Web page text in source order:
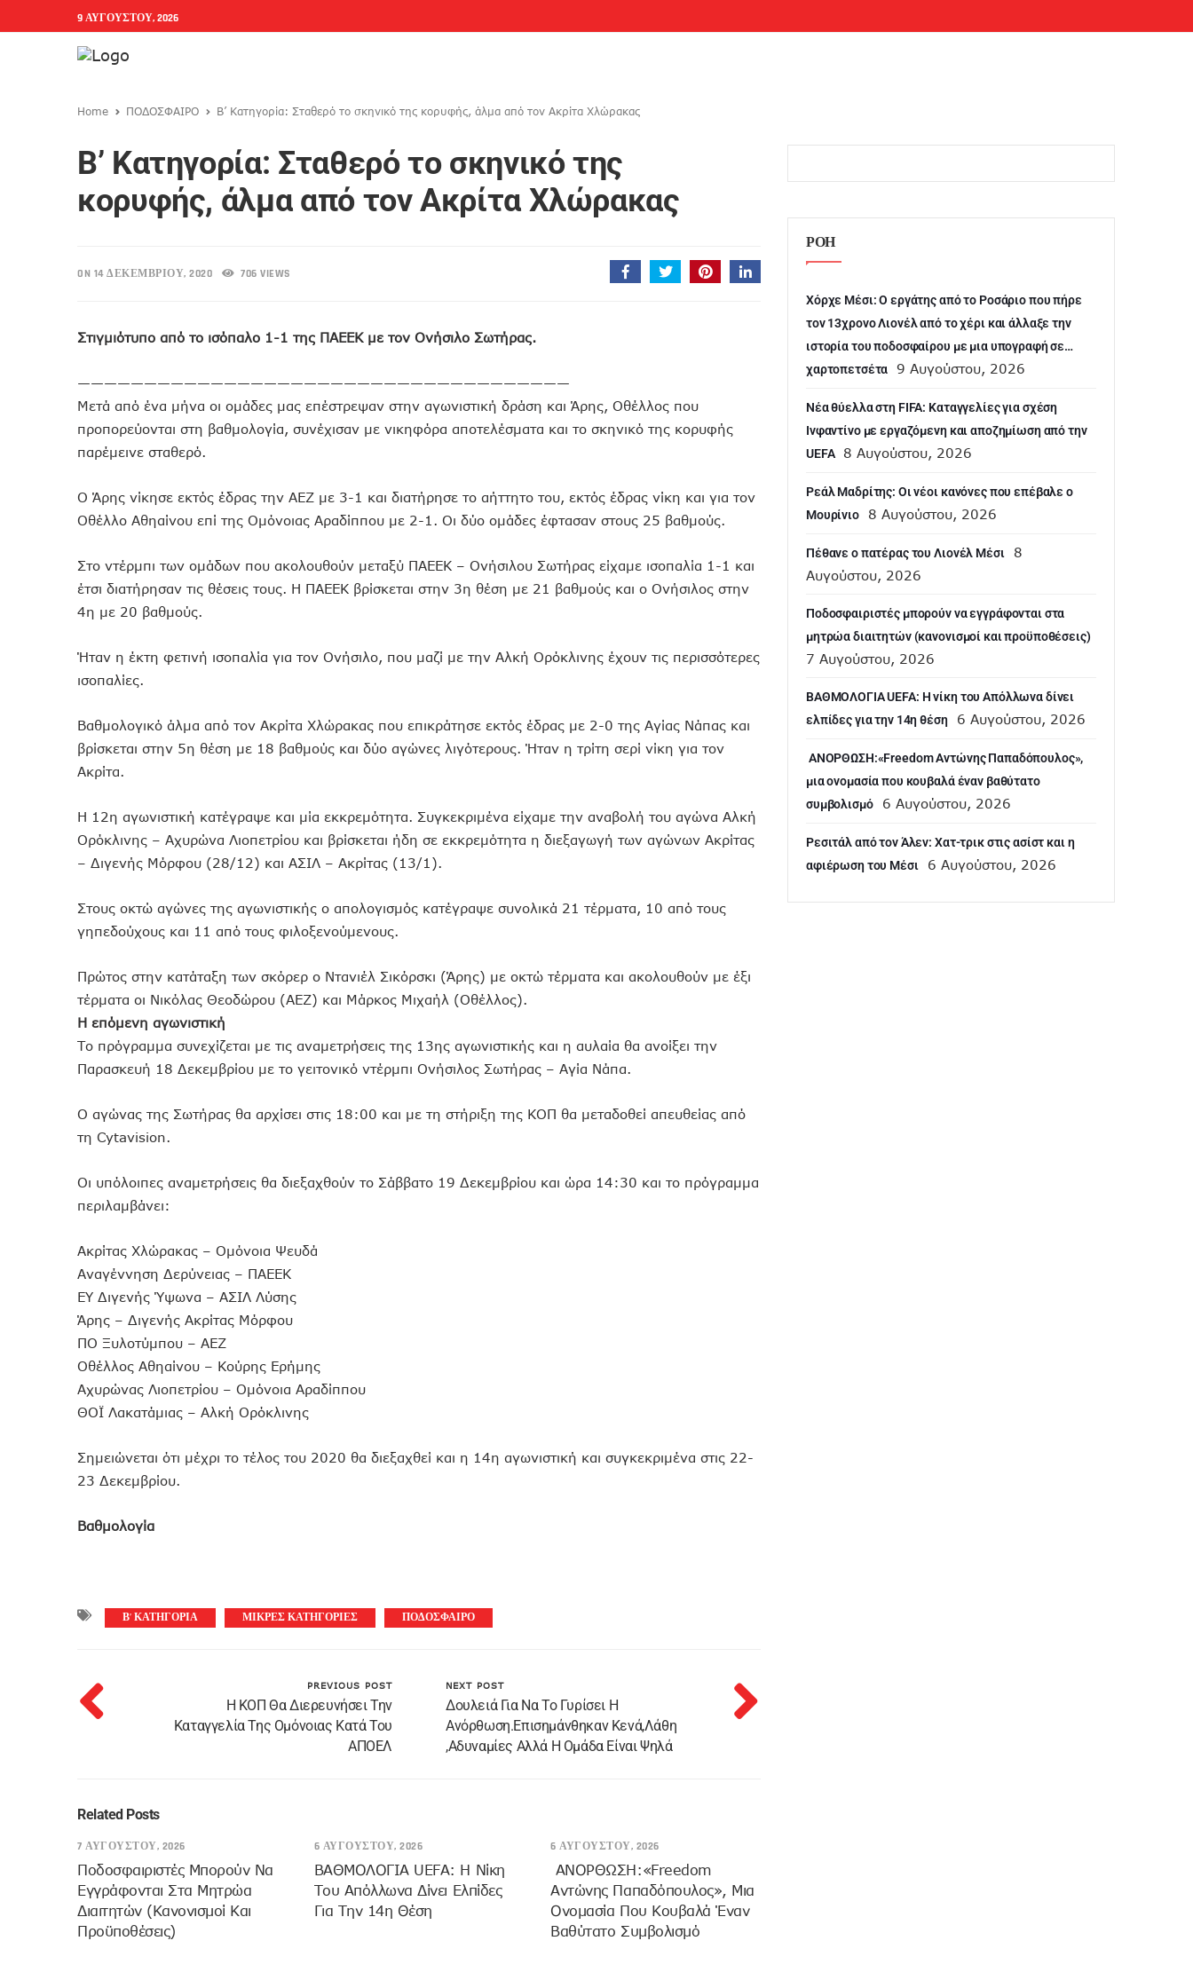
9 ΑΥΓΟΎΣΤΟΥ, 2026
Home ΠΟΔΟΣΦΑΙΡΟ Β’ Κατηγορία: Σταθερό το σκηνικό της κορυφής, άλμα από τον Ακρίτα Χλώρακας
Β’ Κατηγορία: Σταθερό το σκηνικό της
κορυφής, άλμα από τον Ακρίτα Χλώρακας
ON 14 ΔΕΚΕΜΒΡΊΟΥ, 2020 706 VIEWS
Στιγμιότυπο από το ισόπαλο 1-1 της ΠΑΕΕΚ με τον Ονήσιλο Σωτήρας.
—————————————————————————————————————
Μετά από ένα μήνα οι ομάδες μας επέστρεψαν στην αγωνιστική δράση και Άρης, Οθέλλος που
προπορεύονται στη βαθμολογία, συνέχισαν με νικηφόρα αποτελέσματα και το σκηνικό της κορυφής
παρέμεινε σταθερό.
Ο Άρης νίκησε εκτός έδρας την ΑΕΖ με 3-1 και διατήρησε το αήττητο του, εκτός έδρας νίκη και για τον
Οθέλλο Αθηαίνου επί της Ομόνοιας Αραδίππου με 2-1. Οι δύο ομάδες έφτασαν στους 25 βαθμούς.
Στο ντέρμπι των ομάδων που ακολουθούν μεταξύ ΠΑΕΕΚ – Ονήσιλου Σωτήρας είχαμε ισοπαλία 1-1 και
έτσι διατήρησαν τις θέσεις τους. Η ΠΑΕΕΚ βρίσκεται στην 3η θέση με 21 βαθμούς και ο Ονήσιλος στην
4η με 20 βαθμούς.
Ήταν η έκτη φετινή ισοπαλία για τον Ονήσιλο, που μαζί με την Αλκή Ορόκλινης έχουν τις περισσότερες
ισοπαλίες.
Βαθμολογικό άλμα από τον Ακρίτα Χλώρακας που επικράτησε εκτός έδρας με 2-0 της Αγίας Νάπας και
βρίσκεται στην 5η θέση με 18 βαθμούς και δύο αγώνες λιγότερους. Ήταν η τρίτη σερί νίκη για τον
Ακρίτα.
Η 12η αγωνιστική κατέγραψε και μία εκκρεμότητα. Συγκεκριμένα είχαμε την αναβολή του αγώνα Αλκή
Ορόκλινης – Αχυρώνα Λιοπετρίου και βρίσκεται ήδη σε εκκρεμότητα η διεξαγωγή των αγώνων Ακρίτας
– Διγενής Μόρφου (28/12) και ΑΣΙΛ – Ακρίτας (13/1).
Στους οκτώ αγώνες της αγωνιστικής ο απολογισμός κατέγραψε συνολικά 21 τέρματα, 10 από τους
γηπεδούχους και 11 από τους φιλοξενούμενους.
Πρώτος στην κατάταξη των σκόρερ ο Ντανιέλ Σικόρσκι (Άρης) με οκτώ τέρματα και ακολουθούν με έξι
τέρματα οι Νικόλας Θεοδώρου (ΑΕΖ) και Μάρκος Μιχαήλ (Οθέλλος).
Η επόμενη αγωνιστική
Το πρόγραμμα συνεχίζεται με τις αναμετρήσεις της 13ης αγωνιστικής και η αυλαία θα ανοίξει την
Παρασκευή 18 Δεκεμβρίου με το γειτονικό ντέρμπι Ονήσιλος Σωτήρας – Αγία Νάπα.
Ο αγώνας της Σωτήρας θα αρχίσει στις 18:00 και με τη στήριξη της ΚΟΠ θα μεταδοθεί απευθείας από
τη Cytavision.
Οι υπόλοιπες αναμετρήσεις θα διεξαχθούν το Σάββατο 19 Δεκεμβρίου και ώρα 14:30 και το πρόγραμμα
περιλαμβάνει:
Ακρίτας Χλώρακας – Ομόνοια Ψευδά
Αναγέννηση Δερύνειας – ΠΑΕΕΚ
ΕΥ Διγενής Ύψωνα – ΑΣΙΛ Λύσης
Άρης – Διγενής Ακρίτας Μόρφου
ΠΟ Ξυλοτύμπου – ΑΕΖ
Οθέλλος Αθηαίνου – Κούρης Ερήμης
Αχυρώνας Λιοπετρίου – Ομόνοια Αραδίππου
ΘΟΪ Λακατάμιας – Αλκή Ορόκλινης
Σημειώνεται ότι μέχρι το τέλος του 2020 θα διεξαχθεί και η 14η αγωνιστική και συγκεκριμένα στις 22-
23 Δεκεμβρίου.
Βαθμολογία
Β’ ΚΑΤΗΓΟΡΙΑ ΜΙΚΡΕΣ ΚΑΤΗΓΟΡΙΕΣ ΠΟΔΟΣΦΑΙΡΟ
PREVIOUS POST
Η ΚΟΠ Θα Διερευνήσει Την
Καταγγελία Της Ομόνοιας Κατά Του
ΑΠΟΕΛ
NEXT POST
Δουλειά Για Να Το Γυρίσει Η
Ανόρθωση.Επισημάνθηκαν Κενά,λάθη
,αδυναμίες Αλλά Η Ομάδα Είναι Ψηλά
Related Posts
7 ΑΥΓΟΎΣΤΟΥ, 2026
Ποδοσφαιριστές Μπορούν Να
Εγγράφονται Στα Μητρώα
Διαιτητών (κανονισμοί Και
Προϋποθέσεις)
6 ΑΥΓΟΎΣΤΟΥ, 2026
ΒΑΘΜΟΛΟΓΙΑ UEFA: Η Νίκη
Του Απόλλωνα Δίνει Ελπίδες
Για Την 14η Θέση
6 ΑΥΓΟΎΣΤΟΥ, 2026
ANOΡΘΩΣΗ:«Freedom
Αντώνης Παπαδόπουλος», Μια
Ονομασία Που Κουβαλά Έναν
Βαθύτατο Συμβολισμό
ΡΟΗ
Χόρχε Μέσι: Ο εργάτης από το Ροσάριο που πήρε
τον 13χρονο Λιονέλ από το χέρι και άλλαξε την
ιστορία του ποδοσφαίρου με μια υπογραφή σε…
χαρτοπετσέτα
9 Αυγούστου, 2026
Νέα θύελλα στη FIFA: Καταγγελίες για σχέση
Ινφαντίνο με εργαζόμενη και αποζημίωση από την
UEFA
8 Αυγούστου, 2026
Ρεάλ Μαδρίτης: Οι νέοι κανόνες που επέβαλε ο
Μουρίνιο
8 Αυγούστου, 2026
Πέθανε ο πατέρας του Λιονέλ Μέσι
8
Αυγούστου, 2026
Ποδοσφαιριστές μπορούν να εγγράφονται στα
μητρώα διαιτητών (κανονισμοί και προϋποθέσεις)
7 Αυγούστου, 2026
ΒΑΘΜΟΛΟΓΙΑ UEFA: Η νίκη του Απόλλωνα δίνει
ελπίδες για την 14η θέση
6 Αυγούστου, 2026
ANOΡΘΩΣΗ:«Freedom Αντώνης Παπαδόπουλος»,
μια ονομασία που κουβαλά έναν βαθύτατο
συμβολισμό
6 Αυγούστου, 2026
Ρεσιτάλ από τον Άλεν: Χατ-τρικ στις ασίστ και η
αφιέρωση του Μέσι
6 Αυγούστου, 2026